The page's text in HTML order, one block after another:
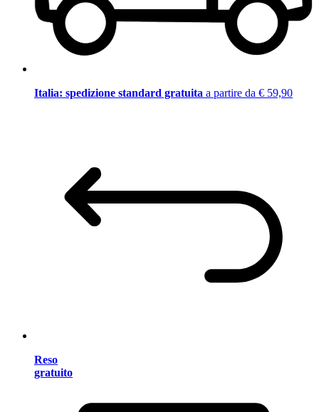
Italia: spedizione standard gratuita a partire da € 59,90
Reso
gratuito